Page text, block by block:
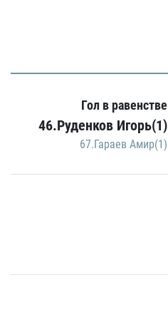
Гол в равенстве
46.Руденков Игорь(1)
67.Гараев Амир(1)